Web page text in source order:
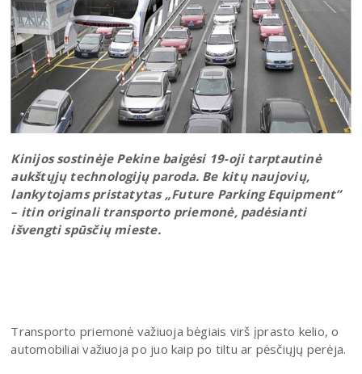
Kinijos sostinėje Pekine baigėsi 19-oji tarptautinė
aukštųjų technologijų paroda. Be kitų naujovių,
lankytojams pristatytas „Future Parking Equipment”
– itin originali transporto priemonė, padėsianti
išvengti spūsčių mieste.
Transporto priemonė važiuoja bėgiais virš įprasto kelio, o
automobiliai važiuoja po juo kaip po tiltu ar pėsčiųjų perėja.